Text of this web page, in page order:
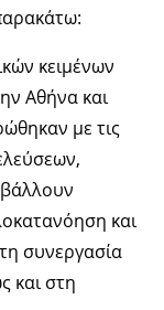
κειμένων
Αθήνα και
με τις
και
συνεργασία
και στη